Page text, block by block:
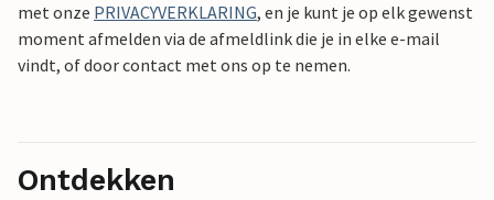
met onze PRIVACYVERKLARING, en je kunt je op elk gewenst
moment afmelden via de afmeldlink die je in elke e-mail
vindt, of door contact met ons op te nemen.
Ontdekken